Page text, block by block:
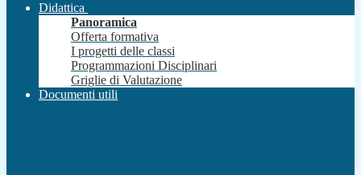
Didattica
Panoramica
Offerta formativa
I progetti delle classi
Programmazioni Disciplinari
Griglie di Valutazione
Documenti utili